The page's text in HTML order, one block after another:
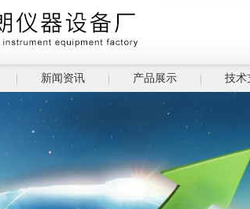
新闻资讯 产品展示 技术